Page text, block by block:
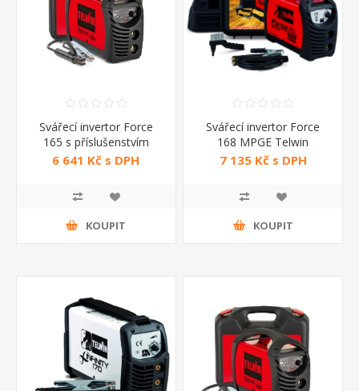
Svářecí invertor Force
165 s příslušenstvím
Telwin
6 641 Kč s DPH
KOUPIT
Svářecí invertor Force
168 MPGE Telwin
7 135 Kč s DPH
KOUPIT